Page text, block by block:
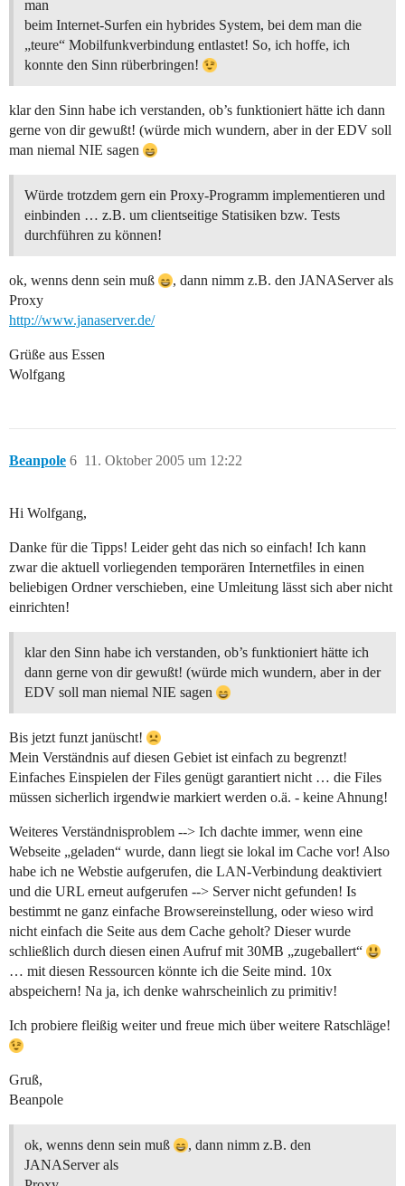
man
beim Internet-Surfen ein hybrides System, bei dem man die
„teure“ Mobilfunkverbindung entlastet! So, ich hoffe, ich
konnte den Sinn rüberbringen!
klar den Sinn habe ich verstanden, ob’s funktioniert hätte ich dann
gerne von dir gewußt! (würde mich wundern, aber in der EDV soll
man niemal NIE sagen
Würde trotzdem gern ein Proxy-Programm implementieren und
einbinden … z.B. um clientseitige Statisiken bzw. Tests
durchführen zu können!
ok, wenns denn sein muß
, dann nimm z.B. den JANAServer als
Proxy
http://www.janaserver.de/
Grüße aus Essen
Wolfgang
Beanpole 11. Oktober 2005 um 12:22
6
Hi Wolfgang,
Danke für die Tipps! Leider geht das nich so einfach! Ich kann
zwar die aktuell vorliegenden temporären Internetfiles in einen
beliebigen Ordner verschieben, eine Umleitung lässt sich aber nicht
einrichten!
klar den Sinn habe ich verstanden, ob’s funktioniert hätte ich
dann gerne von dir gewußt! (würde mich wundern, aber in der
EDV soll man niemal NIE sagen
Bis jetzt funzt janüscht!
Mein Verständnis auf diesen Gebiet ist einfach zu begrenzt!
Einfaches Einspielen der Files genügt garantiert nicht … die Files
müssen sicherlich irgendwie markiert werden o.ä. - keine Ahnung!
Weiteres Verständnisproblem --> Ich dachte immer, wenn eine
Webseite „geladen“ wurde, dann liegt sie lokal im Cache vor! Also
habe ich ne Webstie aufgerufen, die LAN-Verbindung deaktiviert
und die URL erneut aufgerufen --> Server nicht gefunden! Is
bestimmt ne ganz einfache Browsereinstellung, oder wieso wird
nicht einfach die Seite aus dem Cache geholt? Dieser wurde
schließlich durch diesen einen Aufruf mit 30MB „zugeballert“
… mit diesen Ressourcen könnte ich die Seite mind. 10x
abspeichern! Na ja, ich denke wahrscheinlich zu primitiv!
Ich probiere fleißig weiter und freue mich über weitere Ratschläge!
Gruß,
Beanpole
ok, wenns denn sein muß
, dann nimm z.B. den
JANAServer als